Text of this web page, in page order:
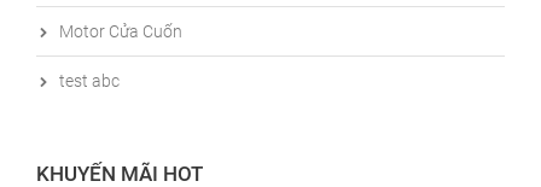
Motor Cửa Cuốn
test abc
KHUYẾN MÃI HOT